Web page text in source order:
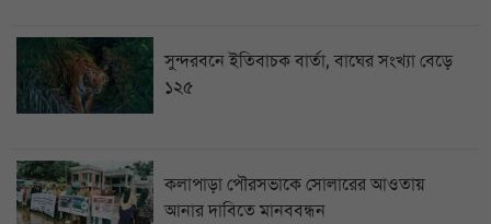
সুন্দরবনে ইতিবাচক বার্তা, বাঘের সংখ্যা বেড়ে
১২৫
কলাপাড়া পৌরসভাকে সোলারের আওতায়
আনার দাবিতে মানববন্ধন